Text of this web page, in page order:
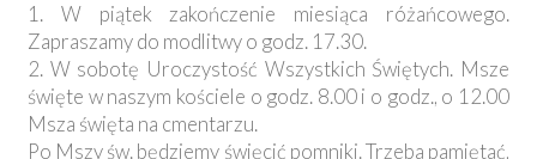
1. W piątek zakończenie miesiąca różańcowego.
Zapraszamy do modlitwy o godz. 17.30.
2. W sobotę Uroczystość Wszystkich Świętych. Msze
święte w naszym kościele o godz. 8.00 i o godz., o 12.00
Msza święta na cmentarzu.
Po Mszy św. będziemy święcić pomniki. Trzeba pamiętać,